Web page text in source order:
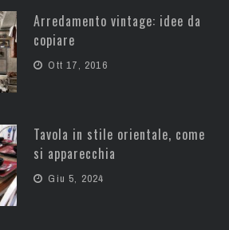
Arredamento vintage: idee da
copiare
Ott 17, 2016
Tavola in stile orientale, come
si apparecchia
Giu 5, 2024